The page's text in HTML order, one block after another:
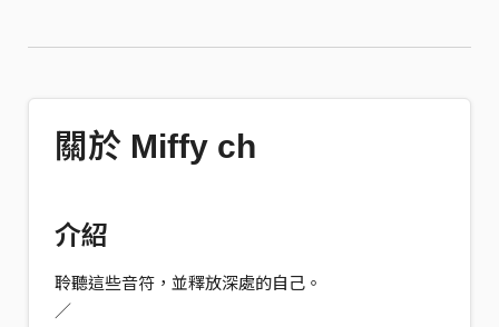
關於 Miffy ch
介紹
聆聽這些音符，並釋放深處的自己。
／